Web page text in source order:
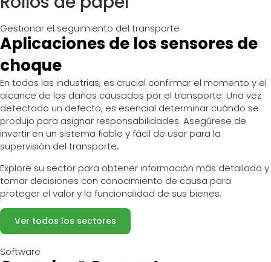
Gestionar el seguimiento del transporte
Aplicaciones de los sensores de
choque
En todas las industrias, es crucial confirmar el momento y el
alcance de los daños causados por el transporte. Una vez
detectado un defecto, es esencial determinar cuándo se
produjo para asignar responsabilidades. Asegúrese de
invertir en un sistema fiable y fácil de usar para la
supervisión del transporte.
Explore su sector para obtener información más detallada y
tomar decisiones con conocimiento de causa para
proteger el valor y la funcionalidad de sus bienes.
Ver todos los sectores
Software